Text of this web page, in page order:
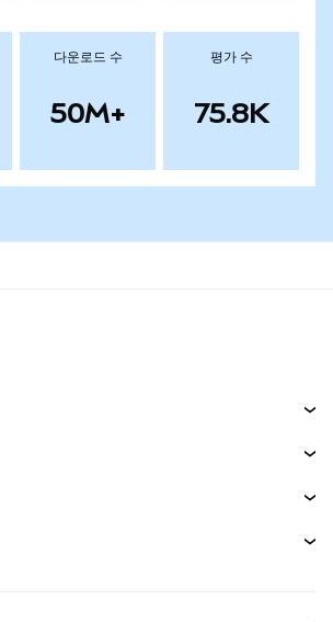
다운로드 수
50M+
평가 수
75.8K